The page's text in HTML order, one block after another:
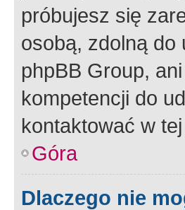
próbujesz się
osobą, zdolną do
phpBB Group,
kompetencji do
kontaktować w
Góra
Dlaczego nie